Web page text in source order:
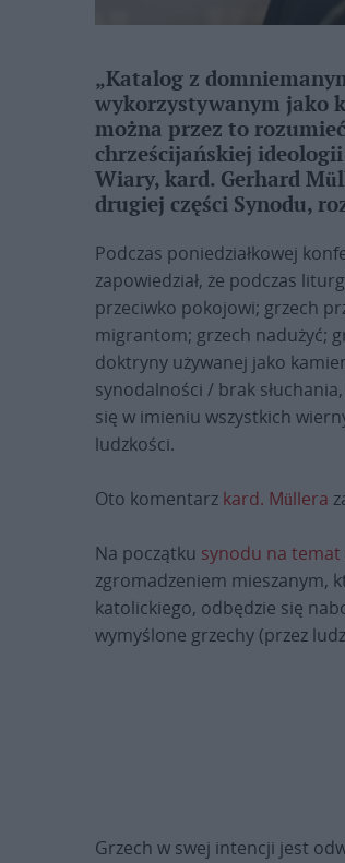
„Katalog z
wykorzystywanym jako
można przez to
chrześcijańskiej
Wiary, kard. Gerhard
drugiej części Synodu,
Podczas poniedziałkowej
zapowiedział, że podczas
przeciwko pokojowi; grzech
migrantom; grzech nadużyć;
doktryny używanej jako
synodalności / brak
się w imieniu wszystkich
ludzkości.
Oto komentarz kard. Müllera
Na początku synodu na
zgromadzeniem mieszanym,
katolickiego, odbędzie się
wymyślone grzechy (przez
Grzech w swej intencji jest